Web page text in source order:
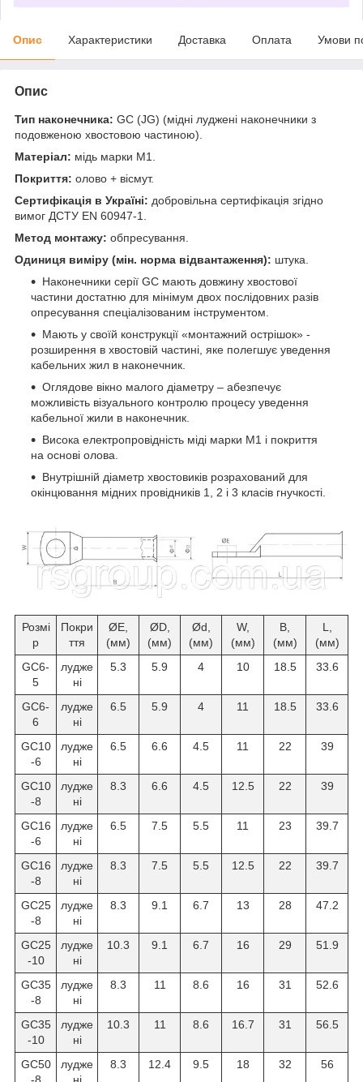
Опис Характеристики Доставка Оплата Умови
Опис
Тип наконечника: GC (JG) (мідні луджені наконечники з
подовженою хвостовою частиною).
Матеріал: мідь марки М1.
Покриття: олово + вісмут.
Сертифікація в Україні: добровільна сертифікація згідно
вимог ДСТУ EN 60947-1.
Метод монтажу: обпресування.
Одиниця виміру (мін. норма відвантаження): штука.
Наконечники серії GC мають довжину хвостової
частини достатню для мінімум двох послідовних разів
опресування спеціалізованим інструментом.
Мають у своїй конструкції «монтажний острішок» -
розширення в хвостовій частині, яке полегшує уведення
кабельних жил в наконечник.
Оглядове вікно малого діаметру – абезпечує
можливість візуального контролю процесу уведення
кабельної жили в наконечник.
Висока електропровідність міді марки М1 і покриття
на основі олова.
Внутрішній діаметр хвостовиків розрахований для
окінцювання мідних провідників 1, 2 і 3 класів гнучкості.
Розмі
р
Покри
ття
ØE,
(мм)
ØD,
(мм)
Ød,
(мм)
W,
(мм)
B,
(мм)
L,
(мм)
GC6-
5
лудже
ні
5.3 5.9 4 10 18.5 33.6
GC6-
6
лудже
ні
6.5 5.9 4 11 18.5 33.6
GC10
-6
лудже
ні
6.5 6.6 4.5 11 22 39
GC10
-8
лудже
ні
8.3 6.6 4.5 12.5 22 39
GC16
-6
лудже
ні
6.5 7.5 5.5 11 23 39.7
GC16
-8
лудже
ні
8.3 7.5 5.5 12.5 22 39.7
GC25
-8
лудже
ні
8.3 9.1 6.7 13 28 47.2
GC25
-10
лудже
ні
10.3 9.1 6.7 16 29 51.9
GC35
-8
лудже
ні
8.3 11 8.6 16 31 52.6
GC35
-10
лудже
ні
10.3 11 8.6 16.7 31 56.5
GC50
-8
лудже
ні
8.3 12.4 9.5 18 32 56